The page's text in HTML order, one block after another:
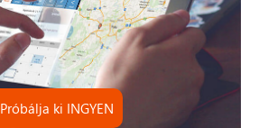
Próbálja ki INGYEN